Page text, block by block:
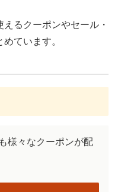
るクーポンやセール・
ています。
様々なクーポンが配